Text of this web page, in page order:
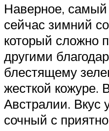
Наверное,
сейчас зимний
который сложно
другими
блестящему
жесткой кожуре.
Австралии. Вкус
сочный с